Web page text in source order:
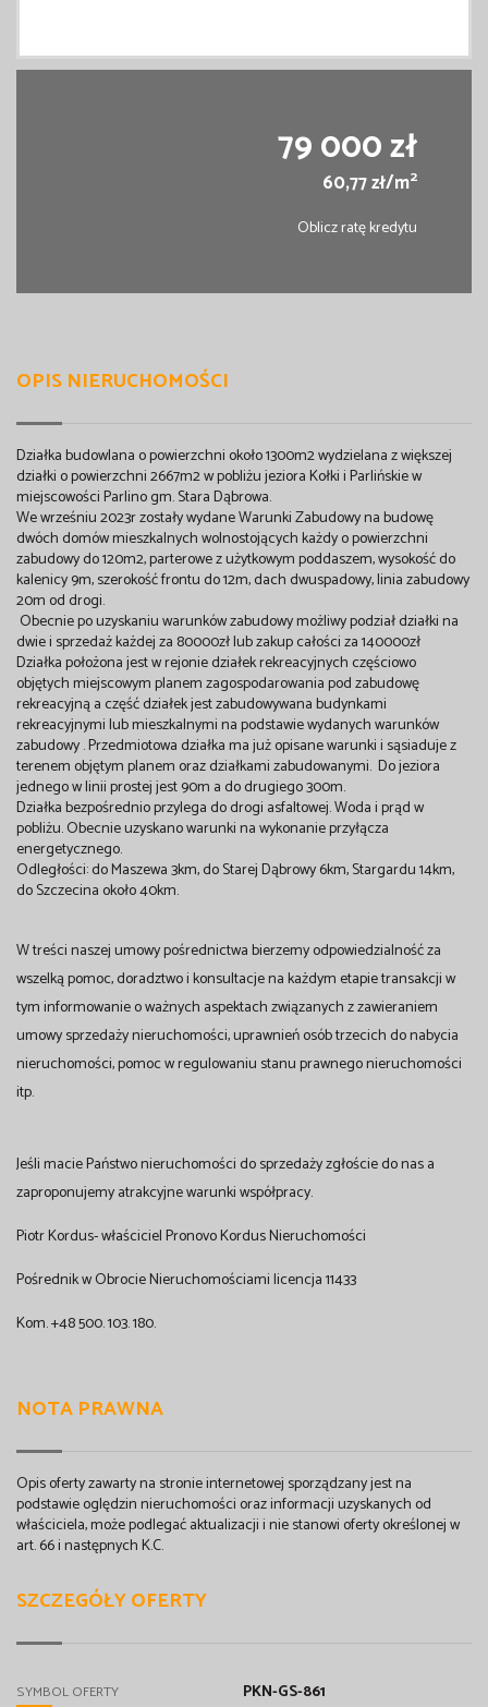
79 000 zł
60,77 zł/m2
Oblicz ratę kredytu
OPIS NIERUCHOMOŚCI
Działka budowlana o powierzchni około 1300m2 wydzielana z większej
działki o powierzchni 2667m2 w pobliżu jeziora Kołki i Parlińskie w
miejscowości Parlino gm. Stara Dąbrowa.
We wrześniu 2023r zostały wydane Warunki Zabudowy na budowę
dwóch domów mieszkalnych wolnostojących każdy o powierzchni
zabudowy do 120m2, parterowe z użytkowym poddaszem, wysokość do
kalenicy 9m, szerokość frontu do 12m, dach dwuspadowy, linia zabudowy
20m od drogi.
Obecnie po uzyskaniu warunków zabudowy możliwy podział działki na
dwie i sprzedaż każdej za 80000zł lub zakup całości za 140000zł
Działka położona jest w rejonie działek rekreacyjnych częściowo
objętych miejscowym planem zagospodarowania pod zabudowę
rekreacyjną a część działek jest zabudowywana budynkami
rekreacyjnymi lub mieszkalnymi na podstawie wydanych warunków
zabudowy . Przedmiotowa działka ma już opisane warunki i sąsiaduje z
terenem objętym planem oraz działkami zabudowanymi. Do jeziora
jednego w linii prostej jest 90m a do drugiego 300m.
Działka bezpośrednio przylega do drogi asfaltowej. Woda i prąd w
pobliżu. Obecnie uzyskano warunki na wykonanie przyłącza
energetycznego.
Odległości: do Maszewa 3km, do Starej Dąbrowy 6km, Stargardu 14km,
do Szczecina około 40km.
W treści naszej umowy pośrednictwa bierzemy odpowiedzialność za
wszelką pomoc, doradztwo i konsultacje na każdym etapie transakcji w
tym informowanie o ważnych aspektach związanych z zawieraniem
umowy sprzedaży nieruchomości, uprawnień osób trzecich do nabycia
nieruchomości, pomoc w regulowaniu stanu prawnego nieruchomości
itp.
Jeśli macie Państwo nieruchomości do sprzedaży zgłoście do nas a
zaproponujemy atrakcyjne warunki współpracy.
Piotr Kordus- właściciel Pronovo Kordus Nieruchomości
Pośrednik w Obrocie Nieruchomościami licencja 11433
Kom. +48 500. 103. 180.
NOTA PRAWNA
Opis oferty zawarty na stronie internetowej sporządzany jest na
podstawie oględzin nieruchomości oraz informacji uzyskanych od
właściciela, może podlegać aktualizacji i nie stanowi oferty określonej w
art. 66 i następnych K.C.
SZCZEGÓŁY OFERTY
SYMBOL OFERTY PKN-GS-861